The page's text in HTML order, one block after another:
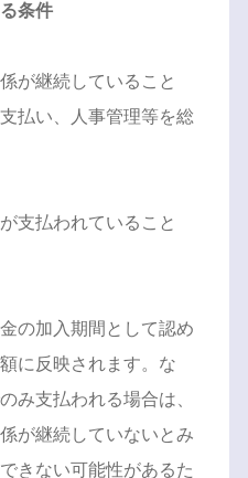
条件
が継続していること
払い、人事管理等を総
支払われていること
の加入期間として認め
に反映されます。な
み支払われる場合は、
が継続していないとみ
きない可能性があるた